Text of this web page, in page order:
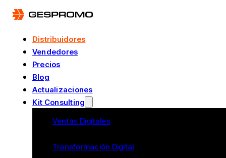
Distribuidores
Vendedores
Precios
Blog
Actualizaciones
Kit Consulting
Ventas Digitales
Transformación Digital